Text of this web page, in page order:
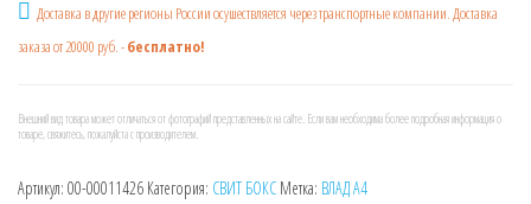
Доставка в другие регионы России осушествляется через транспортные компании. Доставка
заказа от 20000 руб. -бесплатно!
Внешний вид товара может отличаться от фотографий представленных на сайте. Если вам необходима более подробная информация о
товаре, свяжитесь, пожалуйста с производителем.
Артикул: 00-00011426 Категория: СВИТ БОКС Метка: ВЛАД А4